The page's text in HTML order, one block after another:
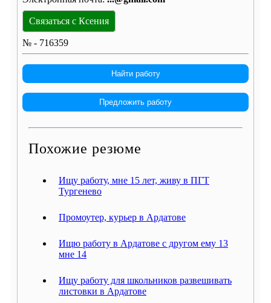
Связаться с Ксения
№ - 716359
Найти работу
Предложить работу
Похожие резюме
Ищу работу, мне 15 лет, живу в ПГТ
Тургенево
Промоутер, курьер в Ардатове
Ищю работу в Ардатове с другом ему 13
мне 14
Ищу работу для школьников развешивать
листовки в Ардатове